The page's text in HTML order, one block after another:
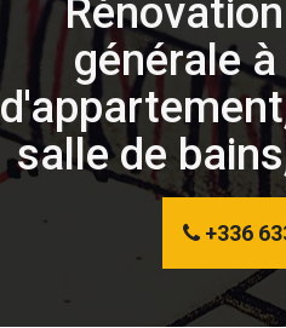
générale
salle de
+336